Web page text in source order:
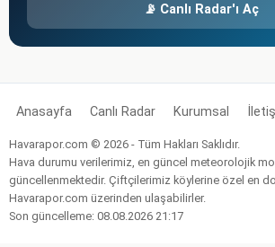
📡 Canlı Radar'ı Aç
Anasayfa Canlı Radar Kurumsal
Havarapor.com © 2026 - Tüm Hakları Saklıdır.
Hava durumu verilerimiz, en güncel meteorolojik
güncellenmektedir. Çiftçilerimiz köylerine özel en
Havarapor.com üzerinden ulaşabilirler.
Son güncelleme: 08.08.2026 21:17